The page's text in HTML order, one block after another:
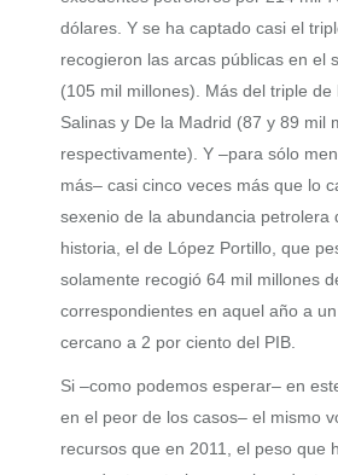
dólares. Y se ha captado casi el
recogieron las arcas públicas en el
(105 mil millones). Más del triple de
Salinas y De la Madrid (87 y 89 mil
respectivamente). Y –para sólo
más– casi cinco veces más que lo
sexenio de la abundancia petrolera
historia, el de López Portillo, que
solamente recogió 64 mil millones
correspondientes en aquel año a
cercano a 2 por ciento del PIB.
Si –como podemos esperar– en
en el peor de los casos– el mismo
recursos que en 2011, el peso que